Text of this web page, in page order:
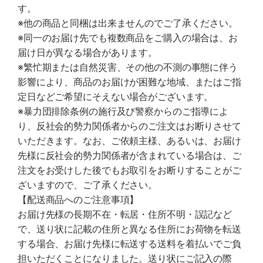
す。
※他の商品と同梱は出来ませんのでご了承ください。
※同一のお届け先でも複数商品をご購入の場合は、お
届け日が異なる場合があります。
※繁忙期または自然災害、その他の不測の事態に伴う
影響により、商品のお届けが困難な地域、またはご指
定日などご希望にそえない場合がございます。
※暴力団排除条例の施行及び警察からのご指導によ
り、反社会的勢力関係者からのご注文はお断りさせて
いただきます。なお、ご依頼主様、あるいは、お届け
先様に反社会的勢力関係者が含まれている場合は、ご
注文をお受けした後でもお取引をお断りすることがご
ざいますので、ご了承ください。
【配送商品へのご注意事項】
お届け先様の長期不在・転居・住所不明・誤記など
で、送り状に記載の住所と異なる住所にお荷物を転送
する場合、お届け先様に転送する送料を着払いでご負
担いただくことになりました。送り状にご記入の際